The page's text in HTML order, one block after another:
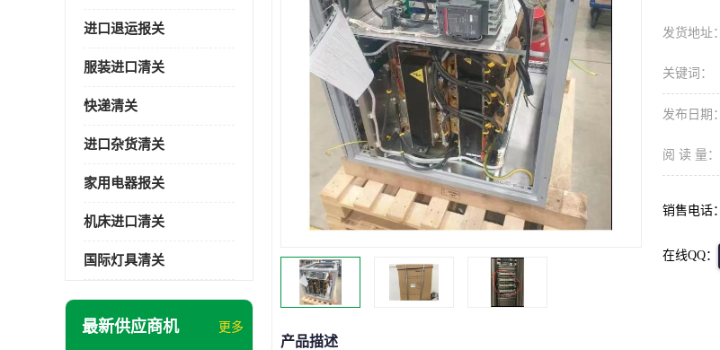
进口退运报关
服装进口清关
快递清关
进口杂货清关
家用电器报关
机床进口清关
国际灯具清关
最新供应商机 更多
发货地址：
关键词：
发布日期：
阅 读 量：
销售电话：
在线QQ：
产品描述